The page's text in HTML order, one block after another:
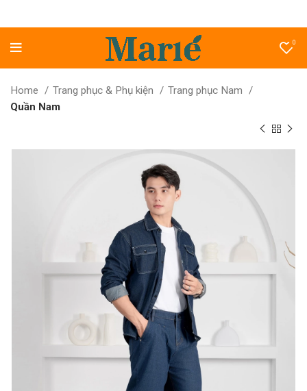
0
Home Trang phục & Phụ kiện
Trang phục Nam
Quần Nam